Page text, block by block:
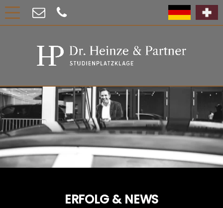
ERFOLG & NEWS